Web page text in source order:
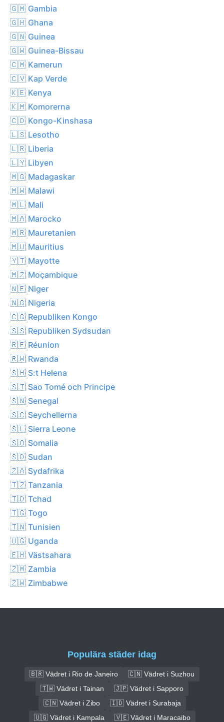
🇬🇲 Gambia
🇬🇭 Ghana
🇬🇳 Guinea
🇬🇼 Guinea-Bissau
🇨🇲 Kamerun
🇨🇻 Kap Verde
🇰🇪 Kenya
🇰🇲 Komorerna
🇨🇩 Kongo-Kinshasa
🇱🇸 Lesotho
🇱🇷 Liberia
🇱🇾 Libyen
🇲🇬 Madagaskar
🇲🇼 Malawi
🇲🇱 Mali
🇲🇦 Marocko
🇲🇷 Mauretanien
🇲🇺 Mauritius
🇾🇹 Mayotte
🇲🇿 Moçambique
🇳🇪 Niger
🇳🇬 Nigeria
🇨🇬 Republiken Kongo
🇸🇸 Republiken Sydsudan
🇷🇪 Réunion
🇷🇼 Rwanda
🇸🇭 S:t Helena
🇸🇹 Sao Tomé och Principe
🇸🇳 Senegal
🇸🇨 Seychellerna
🇸🇱 Sierra Leone
🇸🇴 Somalia
🇸🇩 Sudan
🇿🇦 Sydafrika
🇹🇿 Tanzania
🇹🇩 Tchad
🇹🇬 Togo
🇹🇳 Tunisien
🇺🇬 Uganda
🇪🇭 Västsahara
🇿🇲 Zambia
🇿🇼 Zimbabwe
Populära städer idag
🇧🇷 Vädret i Rio de Janeiro
🇨🇳 Vädret i Suzhou
🇹🇼 Vädret i Tainan
🇯🇵 Vädret i Sapporo
🇨🇳 Vädret i Zibo
🇮🇩 Vädret i Surabaja
🇺🇬 Vädret i Kampala
🇻🇪 Vädret i Maracaibo